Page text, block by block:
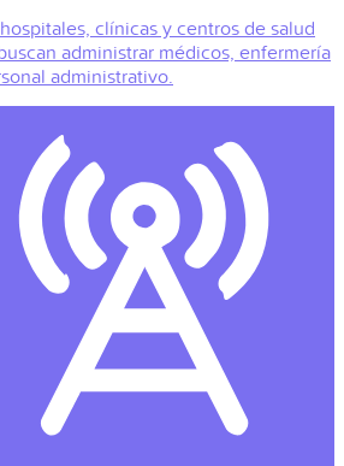
clínicas y centros de salud
administrar médicos, enfermería
administrativo.